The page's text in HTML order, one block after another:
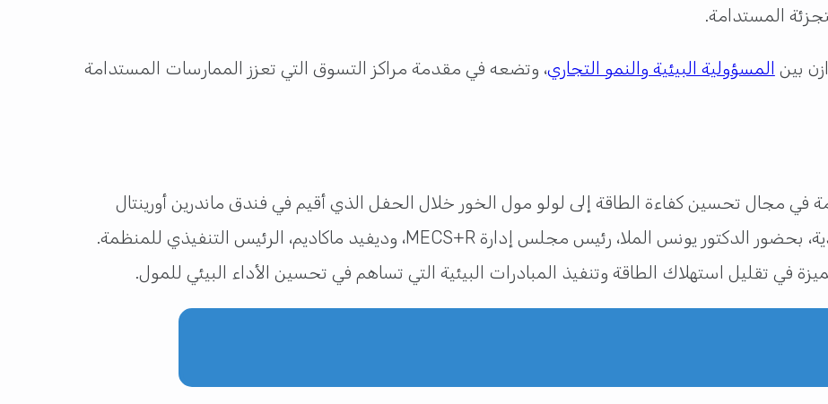
المستدامة.
بين المسؤولية البيئية والنمو التجاري، وتضعه في مقدمة مراكز التسوق التي تعزز الممارسات المستدامة
في مجال تحسين كفاءة الطاقة إلى لولو مول الخور خلال الحفل الذي أقيم في فندق ماندرين أورينتال
الفيصلية في الرياض، المملكة العربية السعودية، بحضور الدكتور يونس الملا، رئيس مجلس إدارة MECS+R، وديفيد ماكاديم، الرئيس التنفيذي للمنظمة.
في تقليل استهلاك الطاقة وتنفيذ المبادرات البيئية التي تساهم في تحسين الأداء البيئي للمول.